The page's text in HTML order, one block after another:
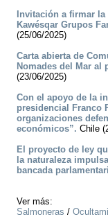
Invitación a firmar
Kawésqar Grupos
(25/06/2025)
Carta abierta de
Nomades del Mar al
(23/06/2025)
Con el apoyo de la
presidencial Franco
organizaciones
económicos”. Chile
El proyecto de ley
la naturaleza
bancada
Ver más:
Salmoneras /